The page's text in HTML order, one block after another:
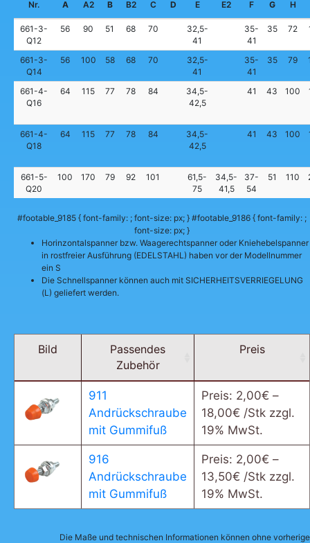
Nr. A A2 B B2 C D E E2 F G H
661-3-
Q12
56 90 51 68 70
32,5-
41
35-
41
35 72
661-3-
Q14
56 100 58 68 70
32,5-
41
35-
41
35 79
661-4-
Q16
64 115 77 78 84
34,5-
42,5
41 43 100
661-4-
Q18
64 115 77 78 84
34,5-
42,5
41 43 100
661-5-
Q20
100 170 79 92 101
61,5-
75
34,5-
41,5
37-
54
51 110
#footable_9185 { font-family: ; font-size: px; } #footable_9186 { font-family: ;
font-size: px; }
Horinzontalspanner bzw. Waagerechtspanner oder Kniehebelspanner
in rostfreier Ausführung (EDELSTAHL) haben vor der Modellnummer
ein S
Die Schnellspanner können auch mit SICHERHEITSVERRIEGELUNG
(L) geliefert werden.
Bild
Passendes
Zubehör
Preis
911
Andrückschraube
mit Gummifuß
Preis: 2,00€ –
18,00€ /Stk zzgl.
19% MwSt.
916
Andrückschraube
mit Gummifuß
Preis: 2,00€ –
13,50€ /Stk zzgl.
19% MwSt.
Die Maße und technischen Informationen können ohne vorherige